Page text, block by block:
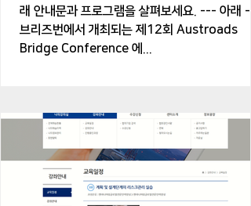
래 안내문과 프로그램을 살펴보세요. --- 아래
브리즈번에서 개최되는 제12회 Austroads
Bridge Conference 에...